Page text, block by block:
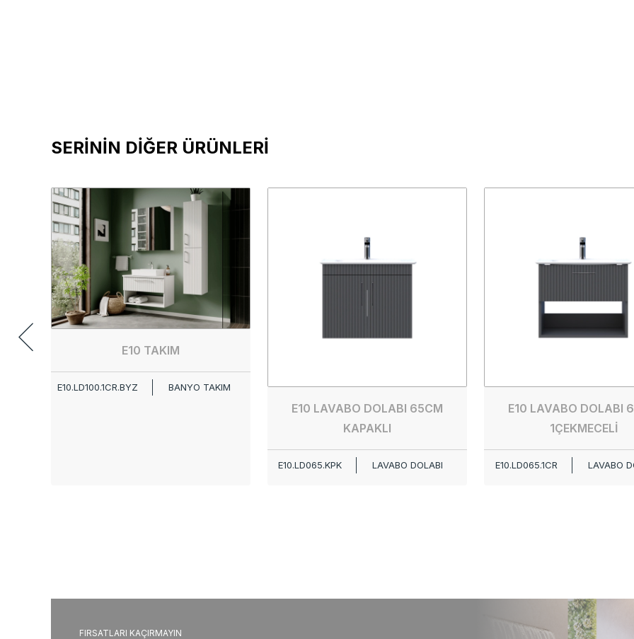
SERİNİN DİĞER ÜRÜNLERİ
E10 TAKIM
E10.LD100.1CR.BYZ BANYO TAKIM
E10 LAVABO DOLABI 65CM
KAPAKLI
E10.LD065.KPK LAVABO DOLABI
E10 LAVABO DOLABI
1ÇEKMECELİ
E10.LD065.1CR LAVABO
FIRSATLARI KAÇIRMAYIN